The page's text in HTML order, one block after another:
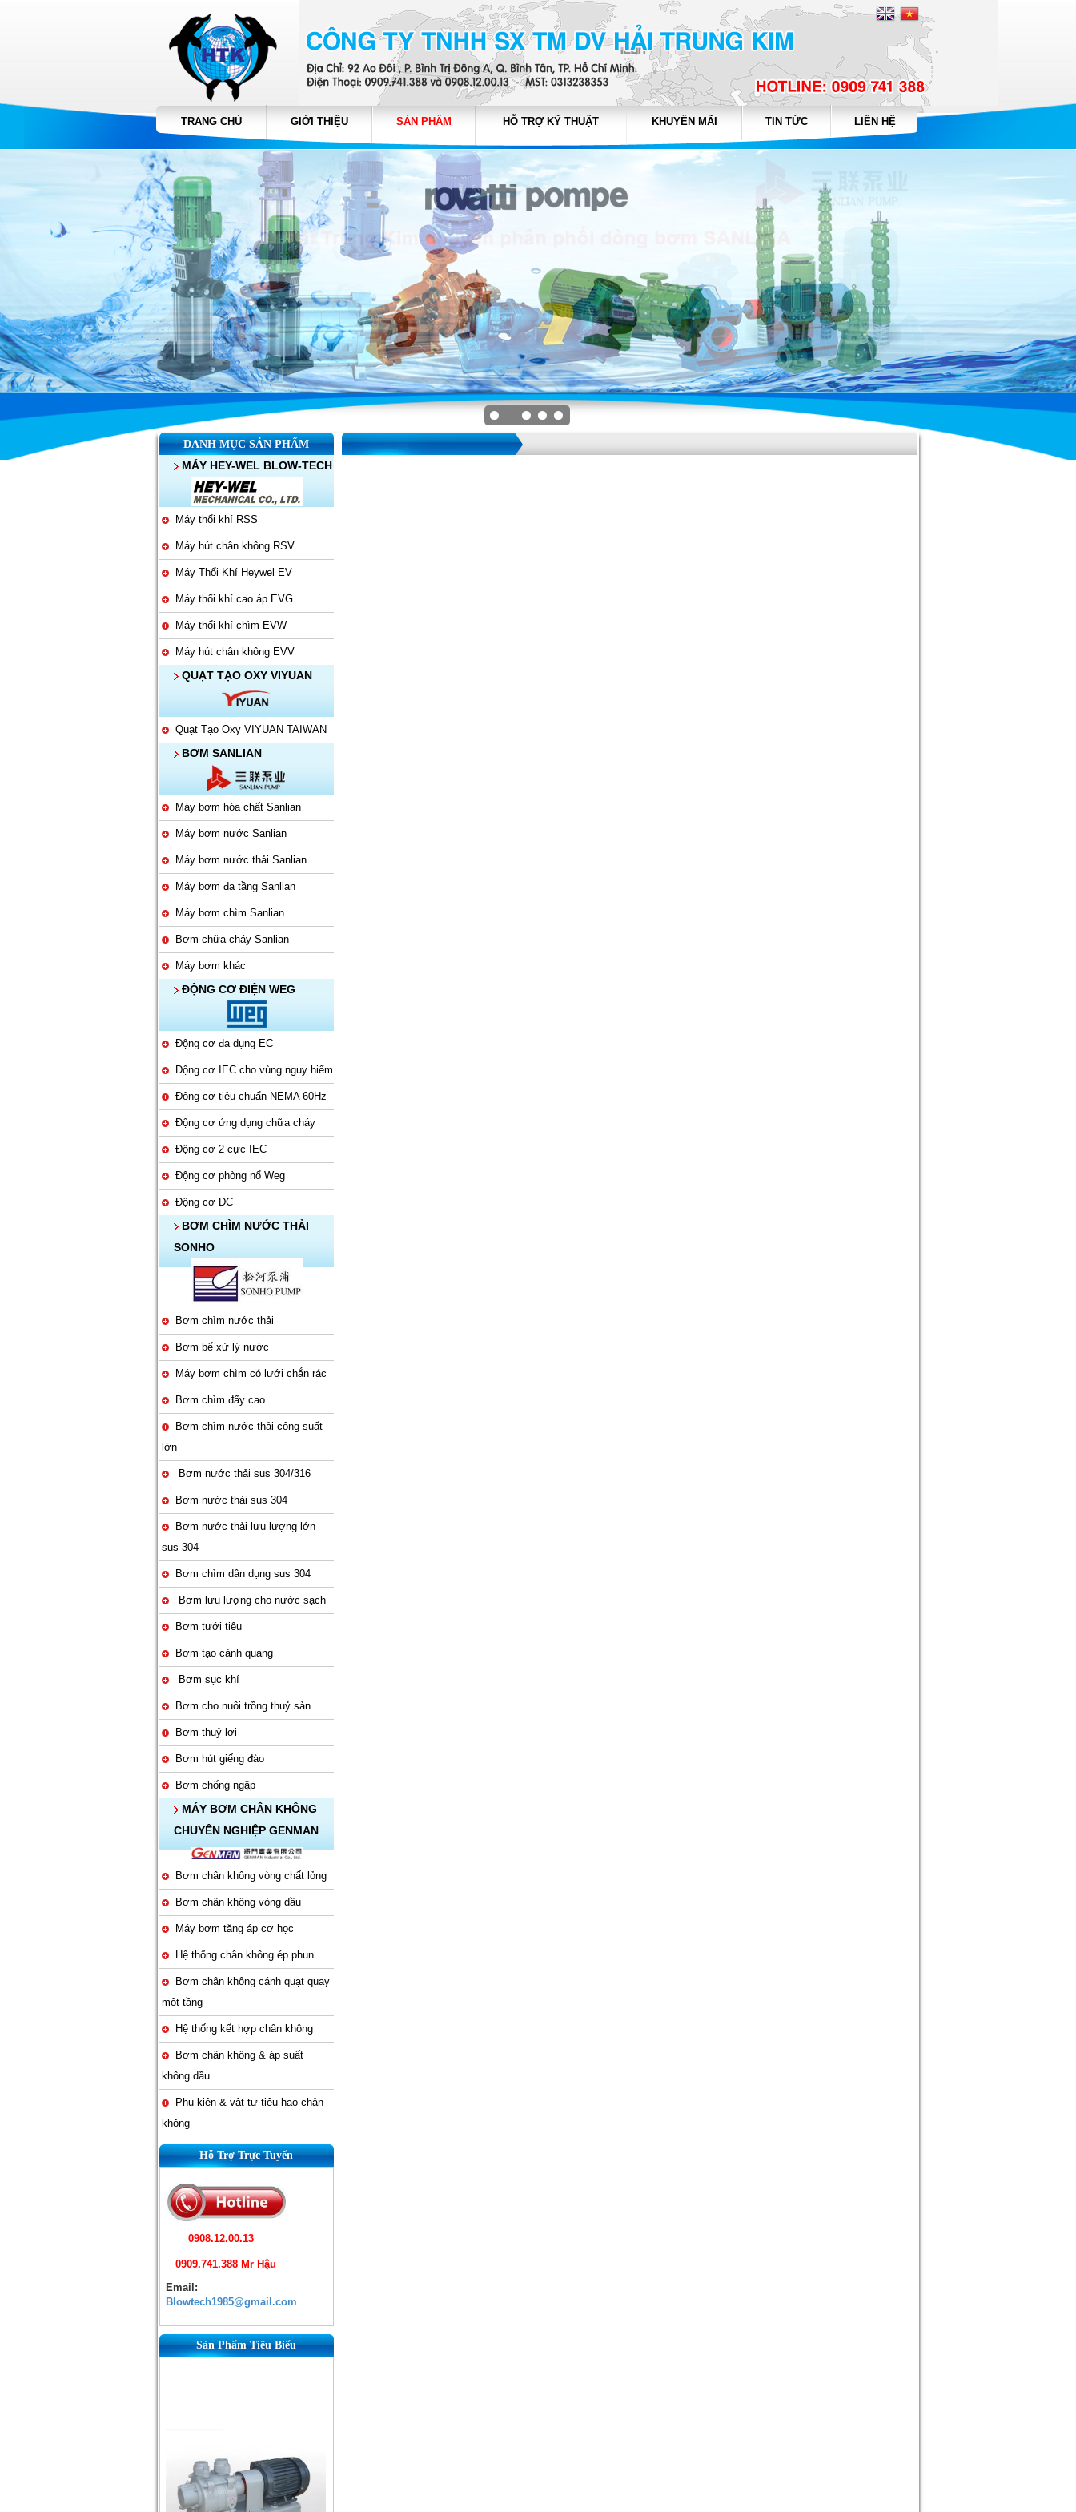
TRANG CHỦ GIỚI THIỆU SẢN PHẨM HỖ TRỢ KỸ THUẬT KHUYẾN MÃI TIN TỨC LIÊN HỆ
DANH MỤC SẢN PHẨM
MÁY HEY-WEL BLOW-TECH
Máy thổi khí RSS
Máy hút chân không RSV
Máy Thổi Khí Heywel EV
Máy thổi khí cao áp EVG
Máy thổi khí chìm EVW
Máy hút chân không EVV
QUẠT TẠO OXY VIYUAN
Quạt Tạo Oxy VIYUAN TAIWAN
BƠM SANLIAN
Máy bơm hóa chất Sanlian
Máy bơm nước Sanlian
Máy bơm nước thải Sanlian
Máy bơm đa tầng Sanlian
Máy bơm chìm Sanlian
Bơm chữa cháy Sanlian
Máy bơm khác
ĐỘNG CƠ ĐIỆN WEG
Động cơ đa dụng EC
Động cơ IEC cho vùng nguy hiểm
Động cơ tiêu chuẩn NEMA 60Hz
Động cơ ứng dụng chữa cháy
Động cơ 2 cực IEC
Động cơ phòng nổ Weg
Động cơ DC
BƠM CHÌM NƯỚC THẢI
SONHO
Bơm chìm nước thải
Bơm bể xử lý nước
Máy bơm chìm có lưới chắn rác
Bơm chìm đẩy cao
Bơm chìm nước thải công suất
lớn
Bơm nước thải sus 304/316
Bơm nước thải sus 304
Bơm nước thải lưu lượng lớn
sus 304
Bơm chìm dân dụng sus 304
Bơm lưu lượng cho nước sạch
Bơm tưới tiêu
Bơm tạo cảnh quang
Bơm sục khí
Bơm cho nuôi trồng thuỷ sản
Bơm thuỷ lợi
Bơm hút giếng đào
Bơm chống ngập
MÁY BƠM CHÂN KHÔNG
CHUYÊN NGHIỆP GENMAN
Bơm chân không vòng chất lỏng
Bơm chân không vòng dầu
Máy bơm tăng áp cơ học
Hệ thống chân không ép phun
Bơm chân không cánh quạt quay
một tầng
Hệ thống kết hợp chân không
Bơm chân không & áp suất
không dầu
Phụ kiện & vật tư tiêu hao chân
không
Hỗ Trợ Trực Tuyến
0908.12.00.13
0909.741.388 Mr Hậu
Email:
Blowtech1985@gmail.com
Sản Phẩm Tiêu Biểu